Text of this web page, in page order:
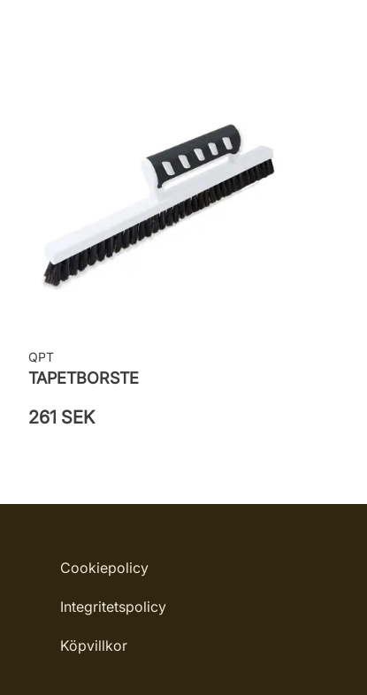
QPT
TAPETBORSTE
261 SEK
Cookiepolicy
Integritetspolicy
Köpvillkor